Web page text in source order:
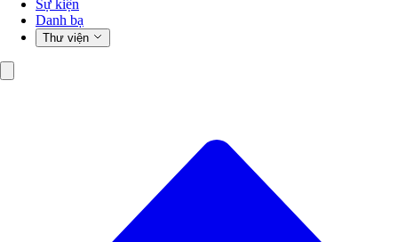
Sự kiện
Danh bạ
Thư viện